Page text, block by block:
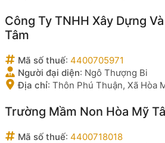
Công Ty TNHH Xây Dựng
Tâm
Mã số thuế: 4400705971
Người đại diện: Ngô Thượng Bi
Địa chỉ: Thôn Phú Thuận, Xã Hòa
Trường Mầm Non Hòa Mỹ
Mã số thuế: 4400718018